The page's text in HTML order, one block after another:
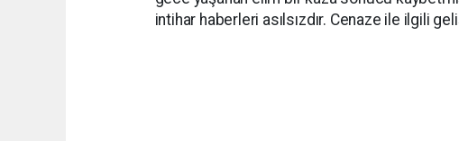
intihar haberleri asılsızdır. Cenaze ile ilgili